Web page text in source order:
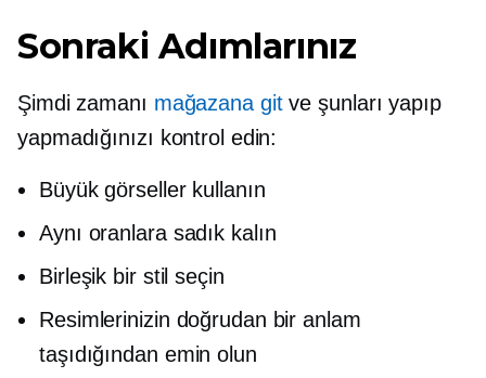
Sonraki Adımlarınız
Şimdi zamanı mağazana gitve şunları yapıp
yapmadığınızı kontrol edin:
Büyük görseller kullanın
Aynı oranlara sadık kalın
Birleşik bir stil seçin
Resimlerinizin doğrudan bir anlam
taşıdığından emin olun